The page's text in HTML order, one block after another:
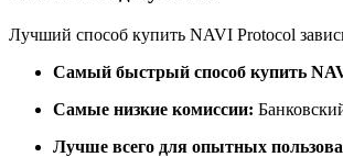
Лучший способ купить NAVI Protocol
Самый быстрый способ купить
Самые низкие комиссии:
Лучше всего для опытных